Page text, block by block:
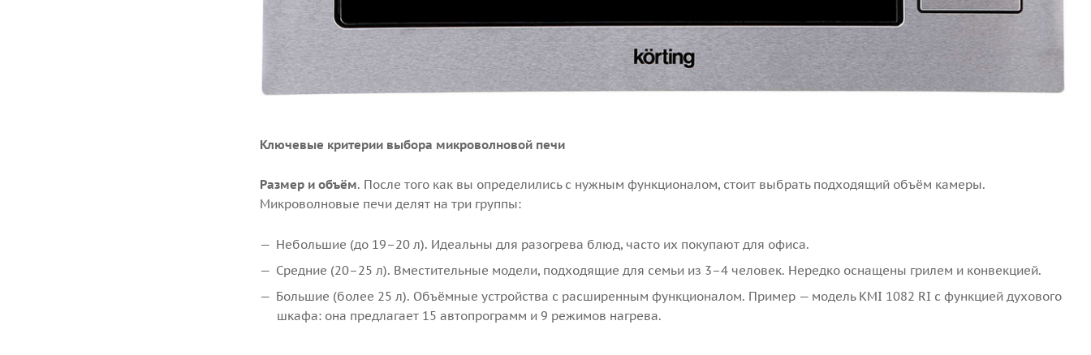
Ключевые критерии выбора микроволновой печи
Размер и объём. После того как вы определились с нужным функционалом, стоит выбрать подходящий объём камеры.
Микроволновые печи делят на три группы:
Небольшие (до 19–20 л). Идеальны для разогрева блюд, часто их покупают для офиса.
Средние (20–25 л). Вместительные модели, подходящие для семьи из 3–4 человек. Нередко оснащены грилем и конвекцией.
Большие (более 25 л). Объёмные устройства с расширенным функционалом. Пример — модель KMI 1082 RI с функцией духового
шкафа: она предлагает 15 автопрограмм и 9 режимов нагрева.